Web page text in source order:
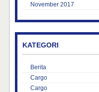
November 2017
KATEGORI
Berita
Cargo
Cargo